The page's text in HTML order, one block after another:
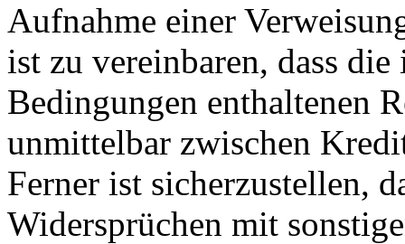
Aufnahme einer
ist zu vereinbaren, dass
Bedingungen enthaltenen
unmittelbar zwischen
Ferner ist sicherzustellen,
Widersprüchen mit